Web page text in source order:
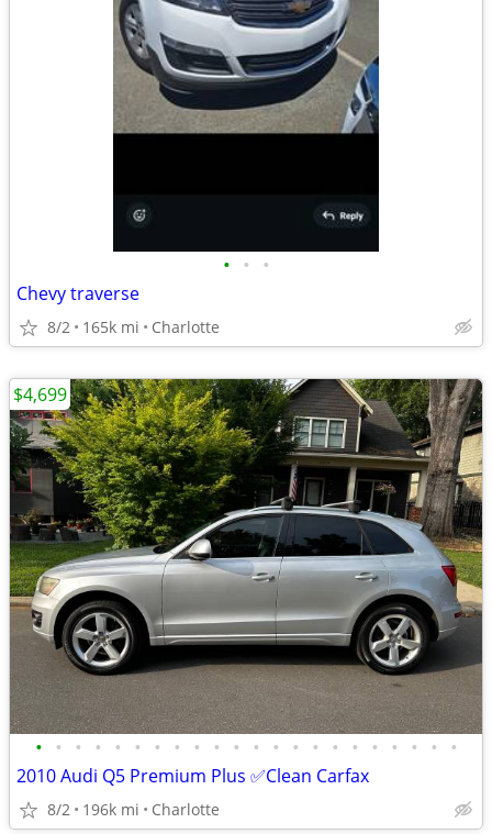
• • •
Chevy traverse
8/2 165k mi Charlotte
• • • • • • • • • • • • • • • • • • • • • •
2010 Audi Q5 Premium Plus ✅Clean Carfax
8/2 196k mi Charlotte
$4,699